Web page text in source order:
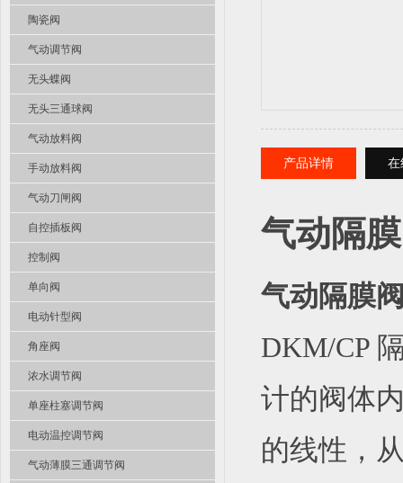
陶瓷阀
气动调节阀
无头蝶阀
无头三通球阀
气动放料阀
手动放料阀
气动刀闸阀
自控插板阀
控制阀
单向阀
电动针型阀
角座阀
浓水调节阀
单座柱塞调节阀
电动温控调节阀
气动薄膜三通调节阀
产品详情 在
气动隔
气动隔膜
DKM/CP
计的阀体
的线性，